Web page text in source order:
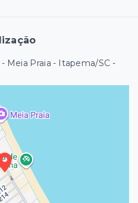
Meia Praia - Itapema/SC -